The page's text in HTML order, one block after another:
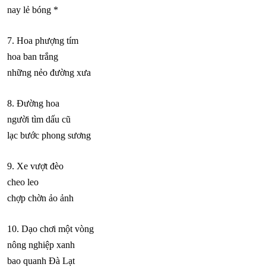
nay lẻ bóng *
7. Hoa phượng tím
hoa ban trắng
những nẻo đường xưa
8. Đường hoa
người tìm dấu cũ
lạc bước phong sương
9. Xe vượt đèo
cheo leo
chợp chờn ảo ảnh
10. Dạo chơi một vòng
nông nghiệp xanh
bao quanh Đà Lạt